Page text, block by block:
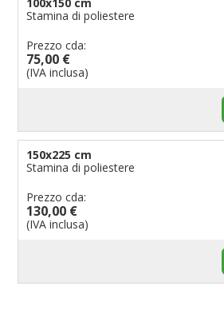
Stamina di poliestere
Prezzo cda:
75,00 €
(IVA inclusa)
150x225 cm
Stamina di poliestere
Prezzo cda:
130,00 €
(IVA inclusa)